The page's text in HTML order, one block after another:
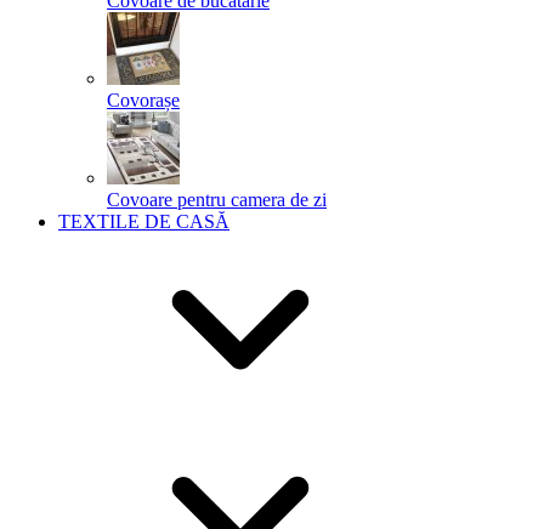
Covorașe
Covoare pentru camera de zi
TEXTILE DE CASĂ